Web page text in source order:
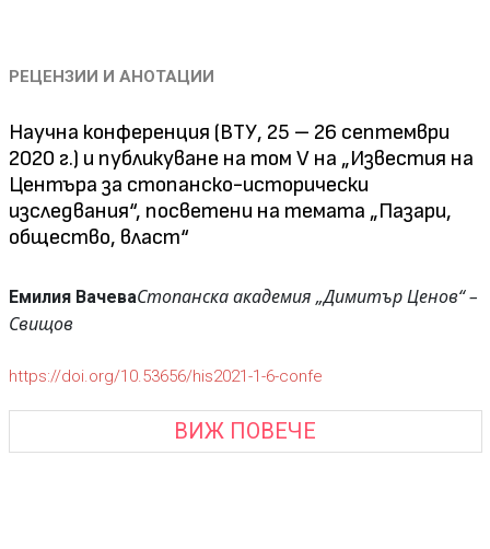
РЕЦЕНЗИИ И АНОТАЦИИ
Научна конференция (ВТУ, 25 – 26 септември
2020 г.) и публикуване на том V на „Известия на
Центъра за стопанско-исторически
изследвания“, посветени на темата „Пазари,
общество, власт“
Емилия ВачеваСтопанска академия „Димитър Ценов“ –
Свищов
https://doi.org/10.53656/his2021-1-6-confe
ВИЖ ПОВЕЧЕ